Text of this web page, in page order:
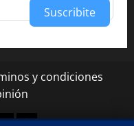
Suscribite
y condiciones
Instagram